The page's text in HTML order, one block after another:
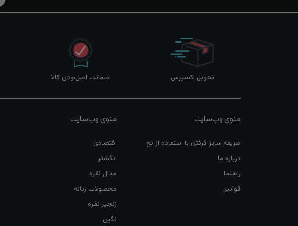
تحویل اکسپرس ضمانت اصل‌بودن کالا
منوی وب‌سایت
طریقه سایز گرفتن با استفاده از نخ
درباره ما
راهنما
قوانین
منوی وب‌سایت
اقتصادی
انگشتر
مدال نقره
محصولات زنانه
زنجیر نقره
نگین